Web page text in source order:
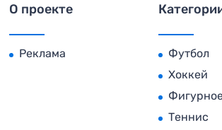
О проекте
Реклама
Футбол
Хоккей
Теннис